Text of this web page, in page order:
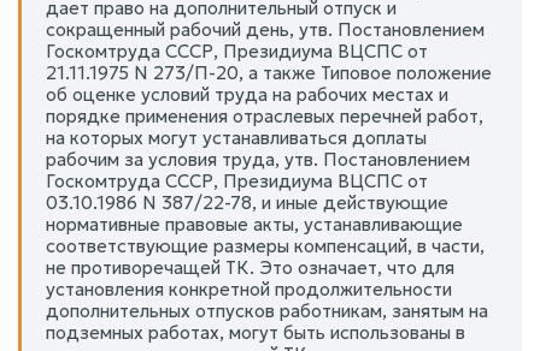
дает право на дополнительный отпуск и
сокращенный рабочий день, утв. Постановлением
Госкомтруда СССР, Президиума ВЦСПС от
21.11.1975 N 273/П-20, а также Типовое положение
об оценке условий труда на рабочих местах и
порядке применения отраслевых перечней работ,
на которых могут устанавливаться доплаты
рабочим за условия труда, утв. Постановлением
Госкомтруда СССР, Президиума ВЦСПС от
03.10.1986 N 387/22-78, и иные действующие
нормативные правовые акты, устанавливающие
соответствующие размеры компенсаций, в части,
не противоречащей ТК. Это означает, что для
установления конкретной продолжительности
дополнительных отпусков работникам, занятым на
подземных работах, могут быть использованы в